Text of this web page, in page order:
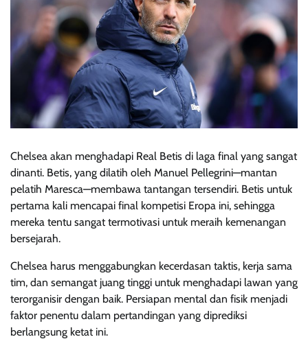
Chelsea akan menghadapi Real Betis di laga final yang sangat
dinanti. Betis, yang dilatih oleh Manuel Pellegrini—mantan
pelatih Maresca—membawa tantangan tersendiri. Betis untuk
pertama kali mencapai final kompetisi Eropa ini, sehingga
mereka tentu sangat termotivasi untuk meraih kemenangan
bersejarah.
Chelsea harus menggabungkan kecerdasan taktis, kerja sama
tim, dan semangat juang tinggi untuk menghadapi lawan yang
terorganisir dengan baik. Persiapan mental dan fisik menjadi
faktor penentu dalam pertandingan yang diprediksi
berlangsung ketat ini.